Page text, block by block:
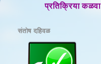
प्रतिक्रिया कळवा
संतोष दहिवळ